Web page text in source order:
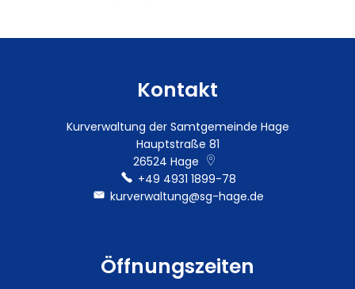
Kontakt
Kurverwaltung der Samtgemeinde Hage
Hauptstraße 81
26524 Hage
+49 4931 1899-78
kurverwaltung@sg-hage.de
Öffnungszeiten